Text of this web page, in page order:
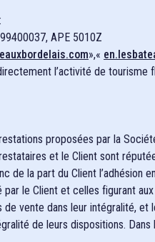
Une association ?
Accès et
APE 5010Z
»,«
l’activité de tourisme
proposées par la
et le Client sont
la part du Client l’adhésion
le Client et celles figurant
vente dans leur intégralité,
de leurs dispositions.